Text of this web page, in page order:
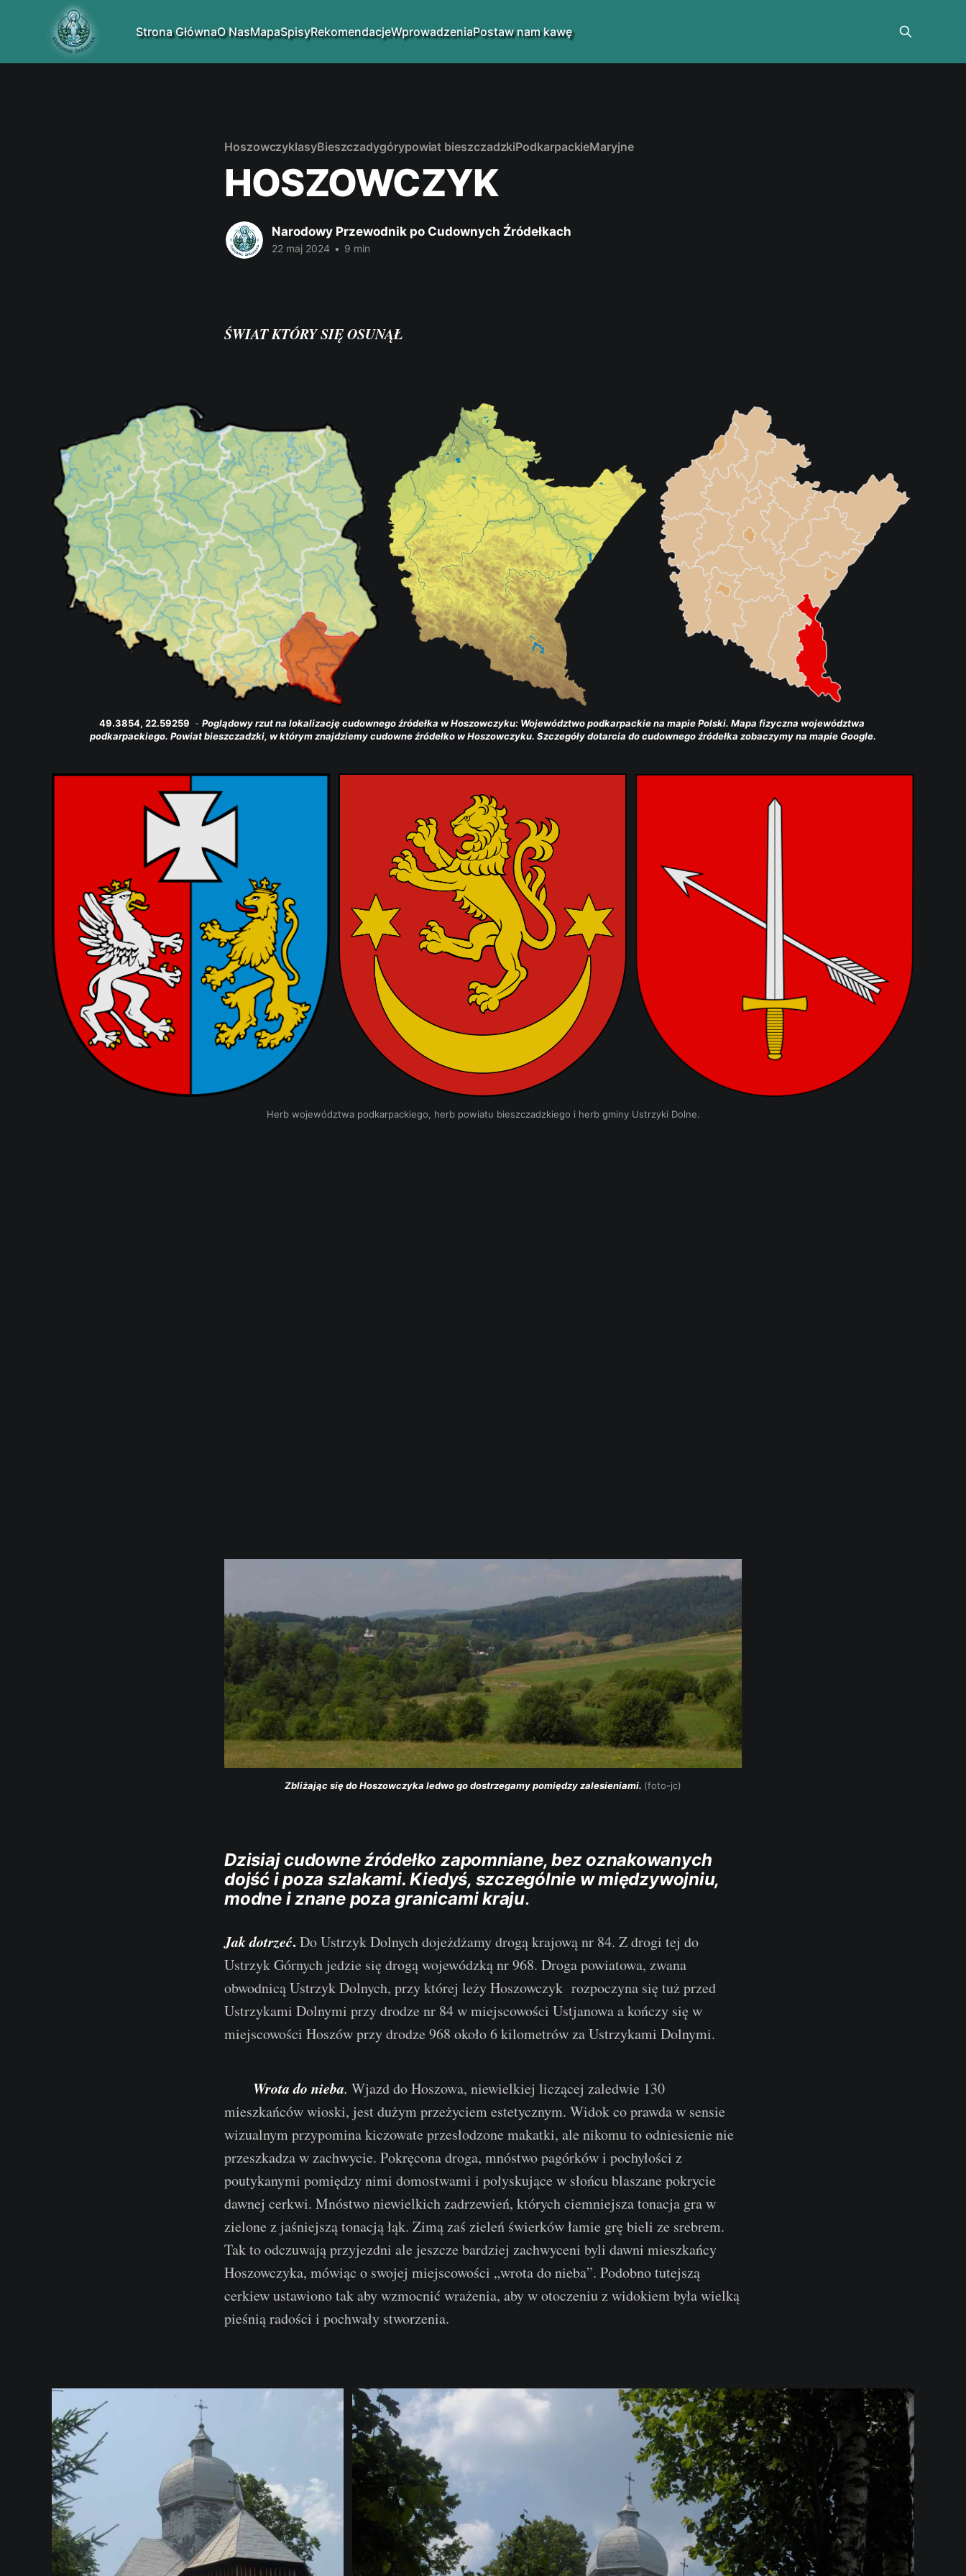
Strona GłównaO NasMapaSpisyRekomendacjeWprowadzeniaPostaw nam kawę
HoszowczyklasyBieszczadygórypowiat bieszczadzkiPodkarpackieMaryjne
HOSZOWCZYK
Narodowy Przewodnik po Cudownych Źródełkach
22 maj 2024 • 9 min
ŚWIAT KTÓRY SIĘ OSUNĄŁ
49.3854, 22.59259 - Poglądowy rzut na lokalizację cudownego źródełka w Hoszowczyku: Województwo podkarpackie na mapie Polski. Mapa fizyczna województwa
podkarpackiego. Powiat bieszczadzki, w którym znajdziemy cudowne źródełko w Hoszowczyku. Szczegóły dotarcia do cudownego źródełka zobaczymy na mapie Google.
Herb województwa podkarpackiego, herb powiatu bieszczadzkiego i herb gminy Ustrzyki Dolne.
Zbliżając się do Hoszowczyka ledwo go dostrzegamy pomiędzy zalesieniami. (foto-jc)
Dzisiaj cudowne źródełko zapomniane, bez oznakowanych
dojść i poza szlakami. Kiedyś, szczególnie w międzywojniu,
modne i znane poza granicami kraju.
Jak dotrzeć. Do Ustrzyk Dolnych dojeżdżamy drogą krajową nr 84. Z drogi tej do
Ustrzyk Górnych jedzie się drogą wojewódzką nr 968. Droga powiatowa, zwana
obwodnicą Ustrzyk Dolnych, przy której leży Hoszowczyk rozpoczyna się tuż przed
Ustrzykami Dolnymi przy drodze nr 84 w miejscowości Ustjanowa a kończy się w
miejscowości Hoszów przy drodze 968 około 6 kilometrów za Ustrzykami Dolnymi.
Wrota do nieba. Wjazd do Hoszowa, niewielkiej liczącej zaledwie 130
mieszkańców wioski, jest dużym przeżyciem estetycznym. Widok co prawda w sensie
wizualnym przypomina kiczowate przesłodzone makatki, ale nikomu to odniesienie nie
przeszkadza w zachwycie. Pokręcona droga, mnóstwo pagórków i pochyłości z
poutykanymi pomiędzy nimi domostwami i połyskujące w słońcu blaszane pokrycie
dawnej cerkwi. Mnóstwo niewielkich zadrzewień, których ciemniejsza tonacja gra w
zielone z jaśniejszą tonacją łąk. Zimą zaś zieleń świerków łamie grę bieli ze srebrem.
Tak to odczuwają przyjezdni ale jeszcze bardziej zachwyceni byli dawni mieszkańcy
Hoszowczyka, mówiąc o swojej miejscowości „wrota do nieba”. Podobno tutejszą
cerkiew ustawiono tak aby wzmocnić wrażenia, aby w otoczeniu z widokiem była wielką
pieśnią radości i pochwały stworzenia.